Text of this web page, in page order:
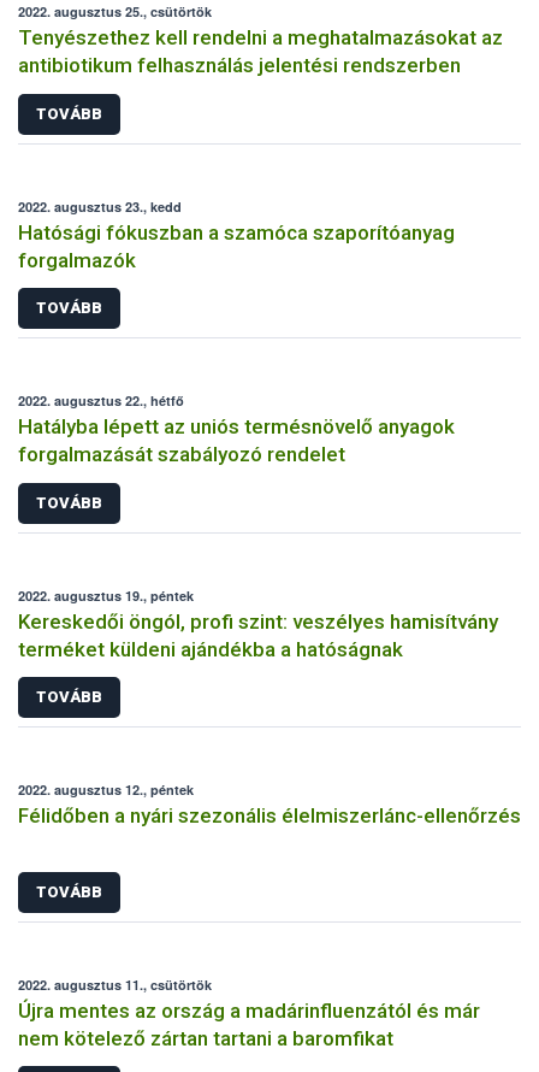
2022. augusztus 25., csütörtök
Tenyészethez kell rendelni a meghatalmazásokat az
antibiotikum felhasználás jelentési rendszerben
TOVÁBB
2022. augusztus 23., kedd
Hatósági fókuszban a szamóca szaporítóanyag
forgalmazók
TOVÁBB
2022. augusztus 22., hétfő
Hatályba lépett az uniós termésnövelő anyagok
forgalmazását szabályozó rendelet
TOVÁBB
2022. augusztus 19., péntek
Kereskedői öngól, profi szint: veszélyes hamisítvány
terméket küldeni ajándékba a hatóságnak
TOVÁBB
2022. augusztus 12., péntek
Félidőben a nyári szezonális élelmiszerlánc-ellenőrzés
TOVÁBB
2022. augusztus 11., csütörtök
Újra mentes az ország a madárinfluenzától és már
nem kötelező zártan tartani a baromfikat